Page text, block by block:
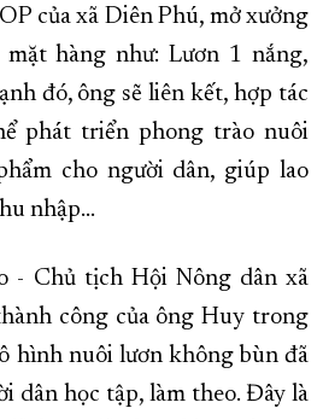
của xã Diên Phú, mở xưởng
hàng như: Lươn 1 nắng,
đó, ông sẽ liên kết, hợp tác
phát triển phong trào nuôi
cho người dân, giúp lao
nhập…
- Chủ tịch Hội Nông dân xã
công của ông Huy trong
hình nuôi lươn không bùn đã
dân học tập, làm theo. Đây là